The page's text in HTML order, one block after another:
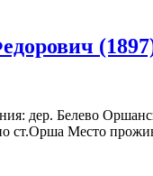
дер. Белево
ст.Орша Место